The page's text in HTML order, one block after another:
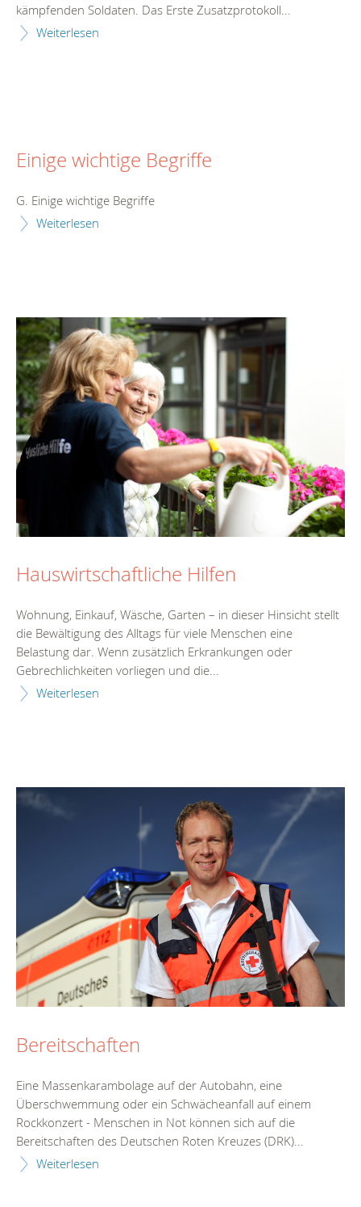
kämpfenden Soldaten. Das Erste Zusatzprotokoll...
Weiterlesen
Einige wichtige Begriffe
G. Einige wichtige Begriffe
Weiterlesen
Hauswirtschaftliche Hilfen
Wohnung, Einkauf, Wäsche, Garten – in dieser Hinsicht stellt
die Bewältigung des Alltags für viele Menschen eine
Belastung dar. Wenn zusätzlich Erkrankungen oder
Gebrechlichkeiten vorliegen und die...
Weiterlesen
Bereitschaften
Eine Massenkarambolage auf der Autobahn, eine
Überschwemmung oder ein Schwächeanfall auf einem
Rockkonzert - Menschen in Not können sich auf die
Bereitschaften des Deutschen Roten Kreuzes (DRK)...
Weiterlesen